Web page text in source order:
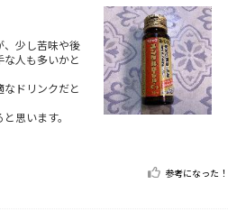
、少し苦味や後
人も多いかと
ドリンクだと
思います。
参考になった！